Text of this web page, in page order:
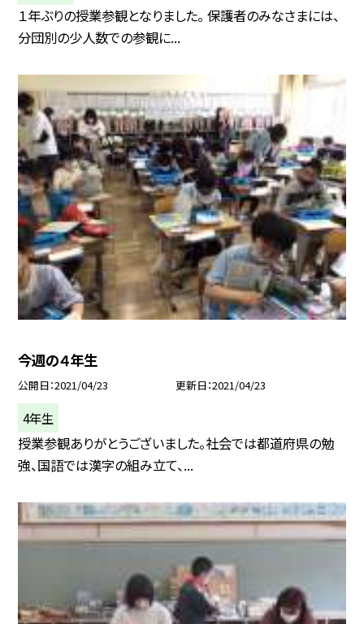
１年ぶりの授業参観となりました。 保護者のみなさまには、
分団別の少人数での参観に...
今週の４年生
公開日 2021/04/23 更新日 2021/04/23
4年生
授業参観ありがとうございました。社会では都道府県の勉
強、国語では漢字の組み立て、...